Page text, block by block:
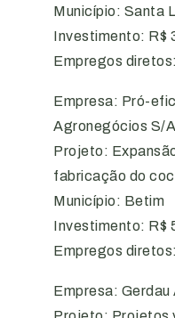
Município: Santa
Investimento: R$
Empregos
Empresa: Pró-
Agronegócios S/A
Projeto:
fabricação do
Município: Betim
Investimento: R$
Empregos
Empresa: Gerdau